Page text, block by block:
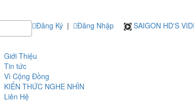
Đăng Ký | Đăng Nhập SAIGON HD'S
Giới Thiệu
Tin tức
Vì Cộng Đồng
KIẾN THỨC NGHE NHÌN
Liên Hệ